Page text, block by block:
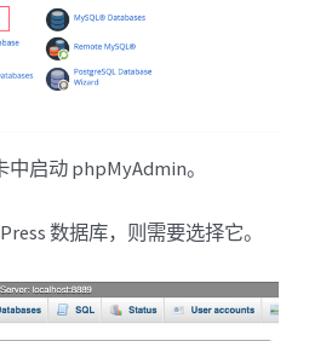
启动 phpMyAdmin。
数据库，则需要选择它。